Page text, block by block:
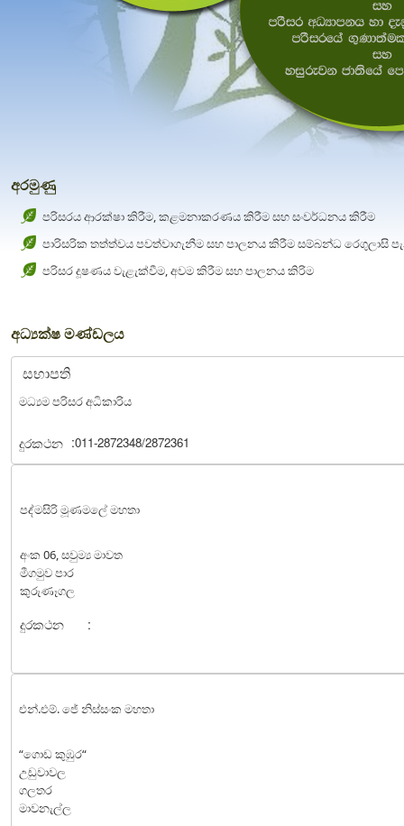
අරමුණු
පරිසරය ආරක්ෂා කිරීම, කළමනාකරණය කිරීම සහ සංවර්ධනය කිරීම
පාරිසරික තත්ත්වය පවත්වාගැනීම සහ පාලනය කිරීම සම්බන්ධ රෙගුලාසි
පරිසර දූෂණය වැළැක්වීම, අවම කිරීම සහ පාලනය කිරිම
අධ්‍යක්ෂ මණ්ඩලය
සභාපති
මධ්‍යම පරිසර අධිකාරිය
දුරකථන :011-2872348/2872361
පද්මසිරි මූණමලේ මහතා
අංක 06, සවුම්‍ය මාවත
මීගමුව පාර
කුරුණෑගල
දුරකථන :
එන්.එම්. ජේ නිස්සංක මහතා
“ගොඩ කුඹුර“
උඩුවාවල
ගලතර
මාවනැල්ල